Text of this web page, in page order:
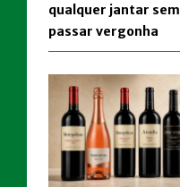
qualquer jantar sem
passar vergonha